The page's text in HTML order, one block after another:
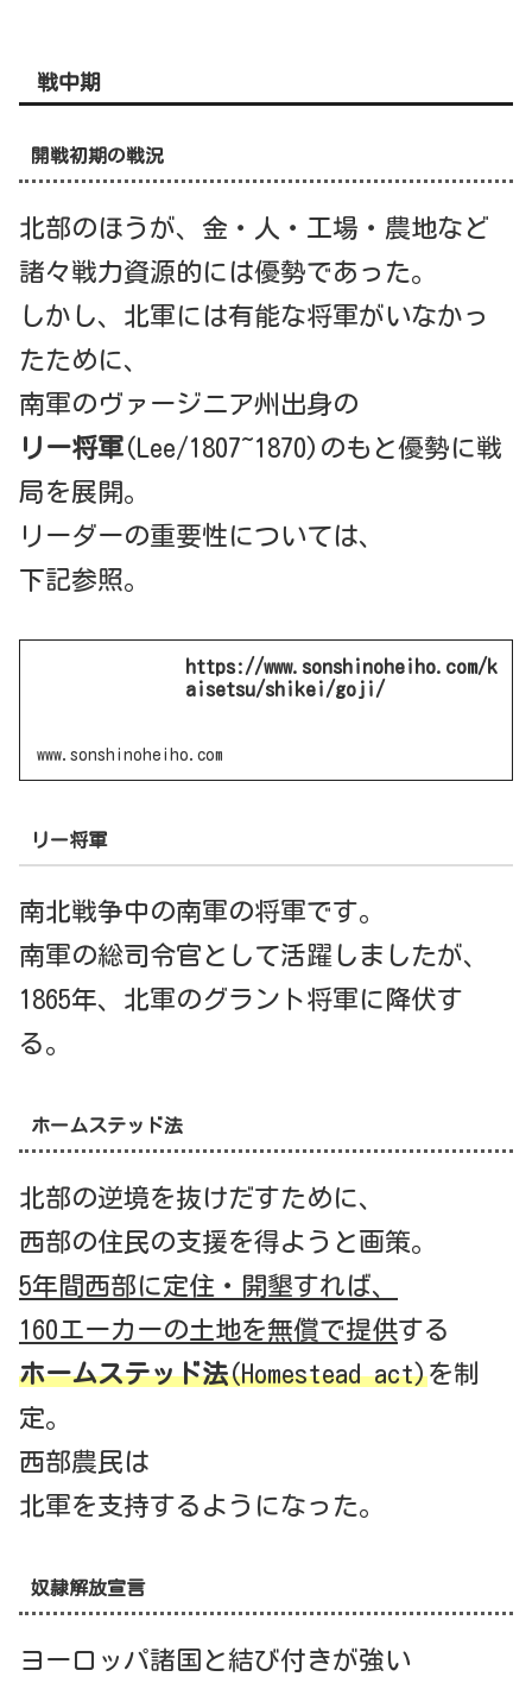
戦中期
開戦初期の戦況
北部のほうが、金・人・工場・農地など
諸々戦力資源的には優勢であった。
しかし、北軍には有能な将軍がいなかっ
たために、
南軍のヴァージニア州出身の
リー将軍(Lee/1807~1870)のもと優勢に戦
局を展開。
リーダーの重要性については、
下記参照。
https://www.sonshinoheiho.com/k
aisetsu/shikei/goji/
www.sonshinoheiho.com
リー将軍
南北戦争中の南軍の将軍です。
南軍の総司令官として活躍しましたが、
1865年、北軍のグラント将軍に降伏す
る。
ホームステッド法
北部の逆境を抜けだすために、
西部の住民の支援を得ようと画策。
5年間西部に定住・開墾すれば、
160エーカーの土地を無償で提供する
ホームステッド法(Homestead act)を制
定。
西部農民は
北軍を支持するようになった。
奴隷解放宣言
ヨーロッパ諸国と結び付きが強い